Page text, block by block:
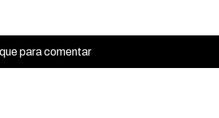
para comentar